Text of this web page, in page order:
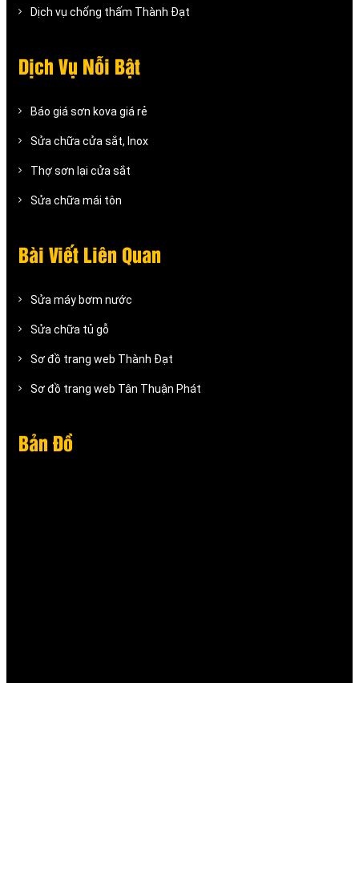
Dịch vụ chống thấm Thành Đạt
Dịch Vụ Nỗi Bật
Báo giá sơn kova giá rẻ
Sửa chữa cửa sắt, Inox
Thợ sơn lại cửa sắt
Sửa chữa mái tôn
Bài Viết Liên Quan
Sửa máy bơm nước
Sửa chữa tủ gỗ
Sơ đồ trang web Thành Đạt
Sơ đồ trang web Tân Thuận Phát
Bản Đồ